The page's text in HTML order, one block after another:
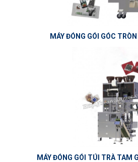
MÁY ĐÓNG GÓI GÓC
MÁY ĐÓNG GÓI TÚI TRÀ TAM